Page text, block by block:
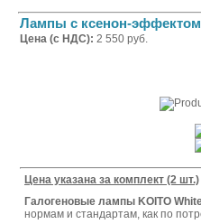
Лампы с ксенон-эффектом
Цена (с НДС): 2 550 руб.
Цена указана за комплект (2 шт.)
Галогеновые лампы KOITO
нормам и стандартам, как по